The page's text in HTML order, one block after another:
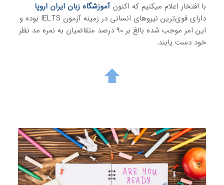
با افتخار اعلام میکنیم که اکنونآموزشگاه زبان ایران اروپا
دارای قوی‌ترین نیروهای انسانی در زمینه آزمون IELTS بوده و
این امر موجب شده بالغ بر 90 درصد متقاضیان به نمره مد نظر
خود دست یابند.